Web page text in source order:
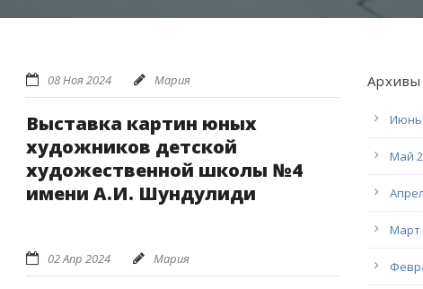
08 Ноя 2024 Мария
Выставка картин юных
художников детской
художественной школы №4
имени А.И. Шундулиди
02 Апр 2024 Мария
Архивы
Июнь
Май
Март